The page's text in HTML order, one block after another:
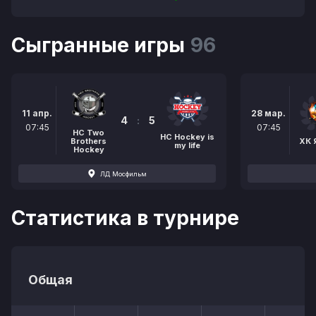
Сыгранные игры 96
11 апр.
07:45
HC Two
Brothers
Hockey
4 : 5
НС Hockey is
my life
ЛД Мосфильм
28 мар.
07:45
ХК
Статистика в турнире
Общая